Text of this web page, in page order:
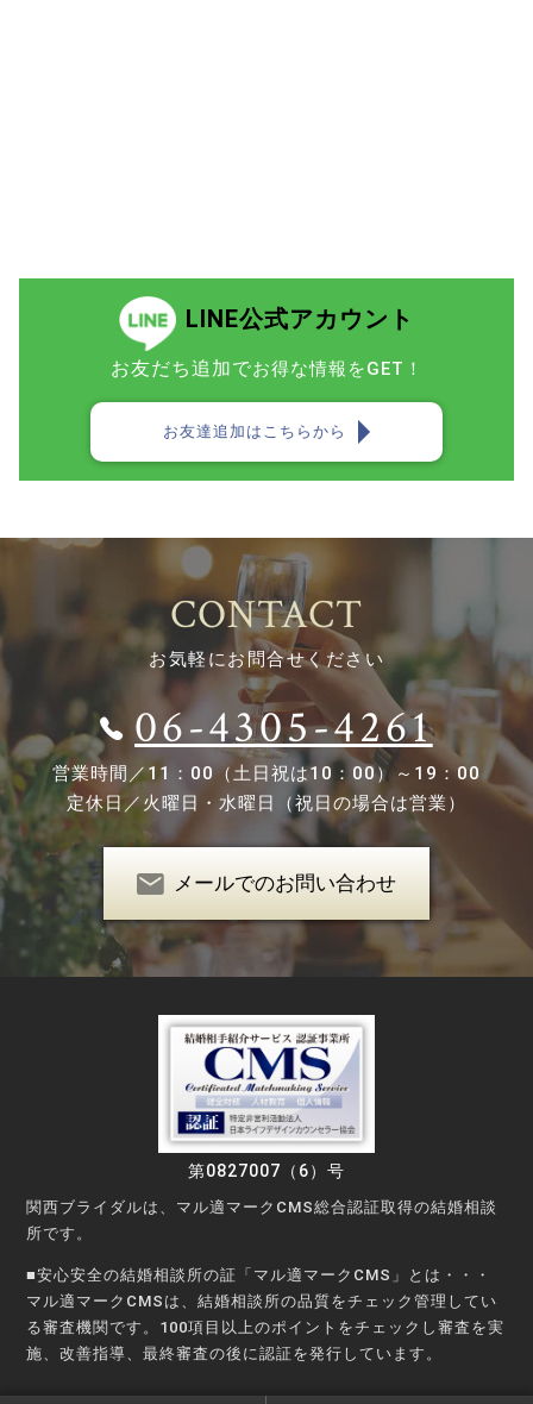
LINE公式アカウント
お友だち追加でお得な情報をGET！
お友達追加はこちらから
CONTACT
お気軽にお問合せください
06-4305-4261
営業時間／ 11：00（土日祝は10：00）～19：00
定休日／火曜日・水曜日（祝日の場合は営業）
メールでのお問い合わせ
第0827007（6）号
関西ブライダルは、マル適マークCMS総合認証取得の結婚相談
所です。
■安心安全の結婚相談所の証「マル適マークCMS」とは・・・
マル適マークCMSは、結婚相談所の品質をチェック管理してい
る審査機関です。100項目以上のポイントをチェックし審査を実
施、改善指導、最終審査の後に認証を発行しています。